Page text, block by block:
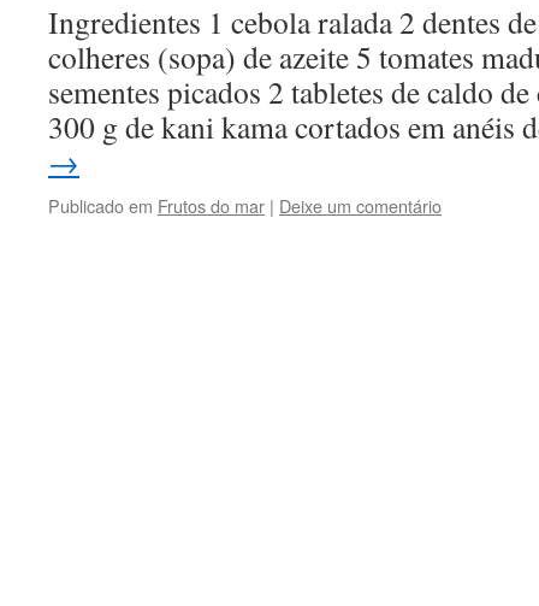
Ingredientes 1 cebola ralada 2 dentes
colheres (sopa) de azeite 5 tomates
sementes picados 2 tabletes de caldo
300 g de kani kama cortados em
→
Publicado em Frutos do mar | Deixe um comentário